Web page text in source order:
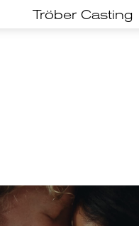
Tröber Casting